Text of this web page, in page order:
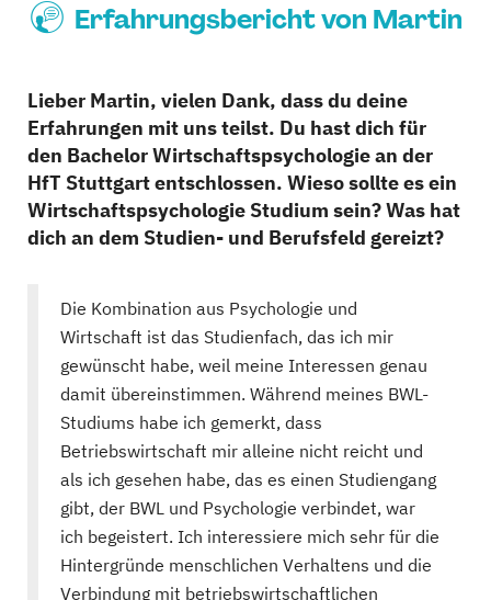
Erfahrungsbericht von Martin
Lieber Martin, vielen Dank, dass du deine
Erfahrungen mit uns teilst. Du hast dich für
den Bachelor Wirtschaftspsychologie an der
HfT Stuttgart entschlossen. Wieso sollte es ein
Wirtschaftspsychologie Studium sein? Was hat
dich an dem Studien- und Berufsfeld gereizt?
Die Kombination aus Psychologie und
Wirtschaft ist das Studienfach, das ich mir
gewünscht habe, weil meine Interessen genau
damit übereinstimmen. Während meines BWL-
Studiums habe ich gemerkt, dass
Betriebswirtschaft mir alleine nicht reicht und
als ich gesehen habe, das es einen Studiengang
gibt, der BWL und Psychologie verbindet, war
ich begeistert. Ich interessiere mich sehr für die
Hintergründe menschlichen Verhaltens und die
Verbindung mit betriebswirtschaftlichen